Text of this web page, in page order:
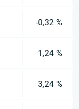
-0,32 %
1,24 %
3,24 %